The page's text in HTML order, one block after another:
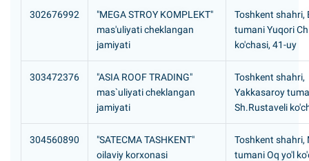
302676992
"MEGA STROY KOMPLEKT"
mas'uliyati cheklangan
jamiyati
Toshkent shahri,
tumani Yuqori
ko'chasi, 41-uy
303472376
"ASIA ROOF TRADING"
mas`uliyati cheklangan
jamiyati
Toshkent shahri,
Yakkasaroy
Sh.Rustaveli
304560890
"SATECMA TASHKENT"
oilaviy korxonasi
Toshkent shahri,
tumani Oq yo'l